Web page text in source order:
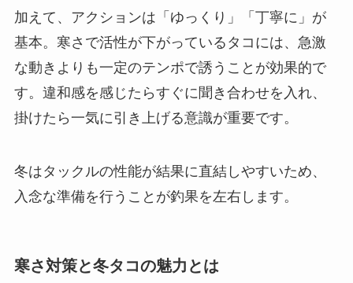
加えて、アクションは「ゆっくり」「丁寧に」が
基本。寒さで活性が下がっているタコには、急激
な動きよりも一定のテンポで誘うことが効果的で
す。違和感を感じたらすぐに聞き合わせを入れ、
掛けたら一気に引き上げる意識が重要です。
冬はタックルの性能が結果に直結しやすいため、
入念な準備を行うことが釣果を左右します。
寒さ対策と冬タコの魅力とは